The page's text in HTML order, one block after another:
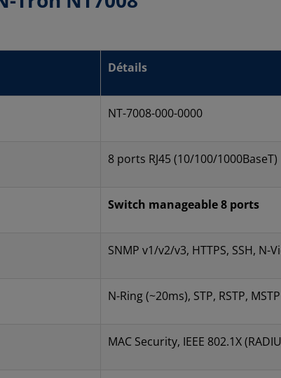
Détails
NT-7008-000-0000
8 ports RJ45 (10/100/1000BaseT)
Switch manageable 8 ports
SNMP v1/v2/v3, HTTPS, SSH, N-
N-Ring (~20ms), STP, RSTP, MSTP
MAC Security, IEEE 802.1X